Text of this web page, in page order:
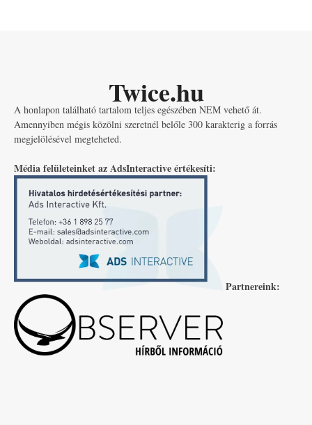
Twice.hu
A honlapon található tartalom teljes egészében NEM vehető át.
Amennyiben mégis közölni szeretnél belőle 300 karakterig a forrás
megjelölésével megteheted.
Média felületeinket az AdsInteractive értékesíti:
Partnereink: